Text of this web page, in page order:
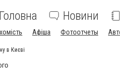
Головна Новини
Афіша Фотоотчеты
в Києві